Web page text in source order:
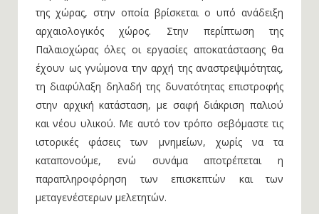
της χώρας, στην οποία βρίσκεται ο υπό ανάδειξη
αρχαιολογικός χώρος. Στην περίπτωση της
Παλαιοχώρας όλες οι εργασίες αποκατάστασης θα
έχουν ως γνώμονα την αρχή της αναστρεψιμότητας,
τη διαφύλαξη δηλαδή της δυνατότητας επιστροφής
στην αρχική κατάσταση, με σαφή διάκριση παλιού
και νέου υλικού. Με αυτό τον τρόπο σεβόμαστε τις
ιστορικές φάσεις των μνημείων, χωρίς να τα
καταπονούμε, ενώ συνάμα αποτρέπεται η
παραπληροφόρηση των επισκεπτών και των
μεταγενέστερων μελετητών.